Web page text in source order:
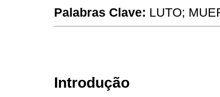
Palabras Clave: LUTO;
Introdução